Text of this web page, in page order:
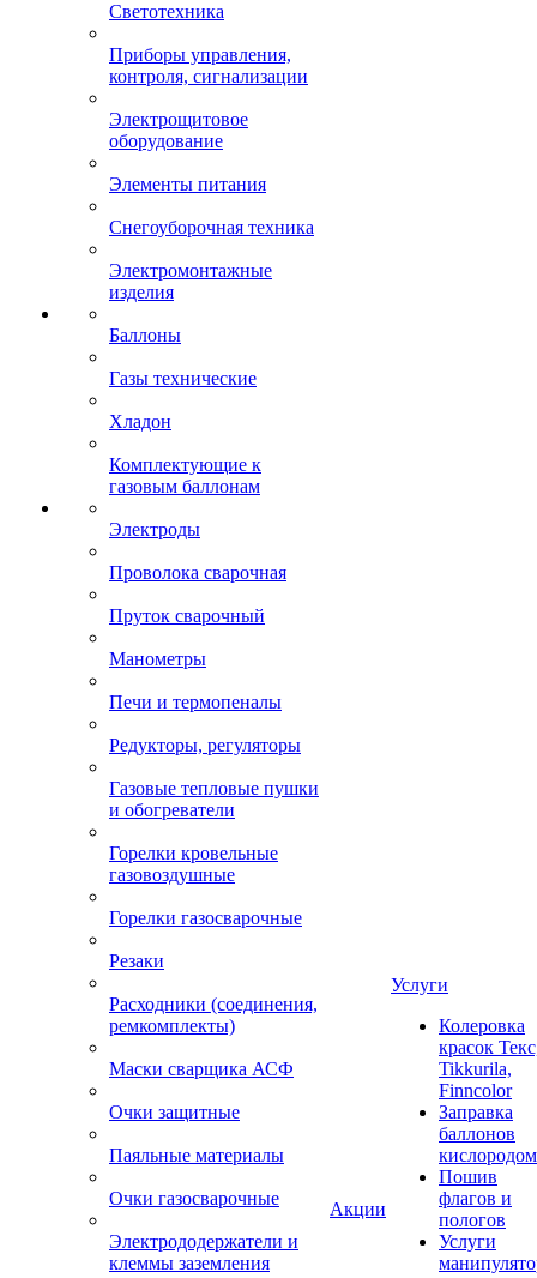
Светотехника
Приборы управления,
контроля, сигнализации
Электрощитовое
оборудование
Элементы питания
Снегоуборочная техника
Электромонтажные
изделия
Баллоны
Газы технические
Хладон
Комплектующие к
газовым баллонам
Электроды
Проволока сварочная
Пруток сварочный
Манометры
Печи и термопеналы
Редукторы, регуляторы
Газовые тепловые пушки
и обогреватели
Горелки кровельные
газовоздушные
Горелки газосварочные
Резаки
Расходники (соединения,
ремкомплекты)
Маски сварщика АСФ
Очки защитные
Паяльные материалы
Очки газосварочные
Электрододержатели и
клеммы заземления
Акции
Услуги
Колеровка
красок
Tikkurila,
Finncolor
Заправка
баллонов
кислородом
Пошив
флагов и
пологов
Услуги